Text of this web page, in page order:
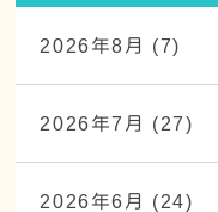
2026年8月 (7)
2026年7月 (27)
2026年6月 (24)